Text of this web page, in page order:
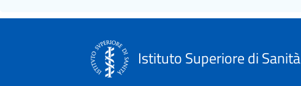
Istituto Superiore di Sanità